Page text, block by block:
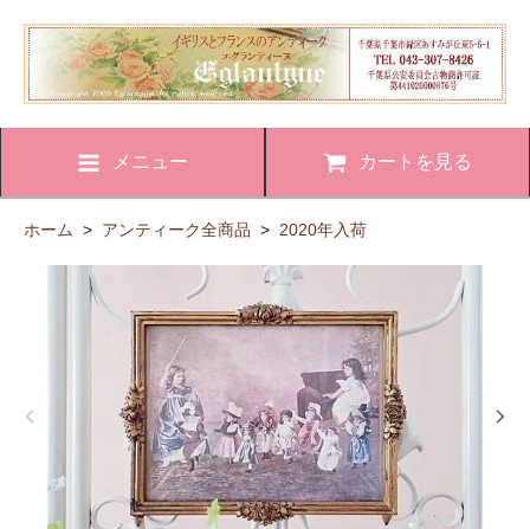
メニュー カートを見る
ホーム > アンティーク全商品 > 2020年入荷